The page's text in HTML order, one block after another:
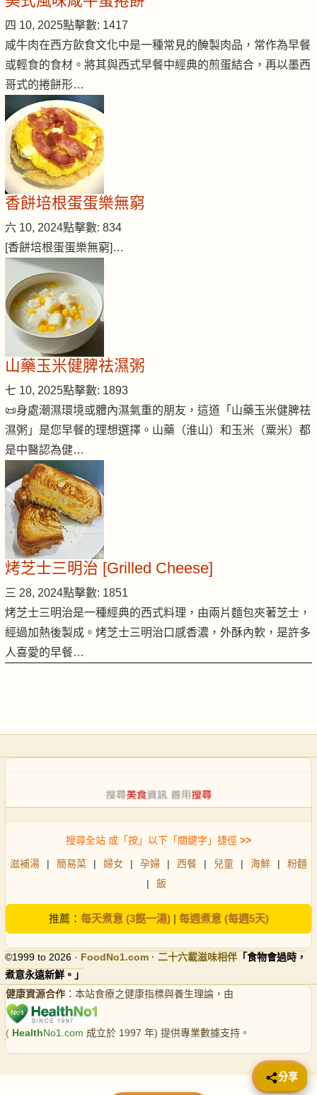
四 10, 2025點擊數: 1417
咸牛肉在西方飲食文化中是一種常見的醃製肉品，常作為早餐
或輕食的食材。將其與西式早餐中經典的煎蛋結合，再以墨西
哥式的捲餅形…
香餅培根蛋蛋樂無窮
六 10, 2024點擊數: 834
[香餅培根蛋蛋樂無窮]…
山藥玉米健脾祛濕粥
七 10, 2025點擊數: 1893
📜身處潮濕環境或體內濕氣重的朋友，這道「山藥玉米健脾祛
濕粥」是您早餐的理想選擇。山藥（淮山）和玉米（粟米）都
是中醫認為健…
烤芝士三明治 [Grilled Cheese]
三 28, 2024點擊數: 1851
烤芝士三明治是一種經典的西式料理，由兩片麵包夾著芝士，
經過加熱後製成。烤芝士三明治口感香濃，外酥內軟，是許多
人喜愛的早餐…
搜尋全站 或「按」以下「關鍵字」捷徑 >>
滋補湯 | 簡易菜 | 婦女 | 孕婦 | 西餐 | 兒童 | 海鮮 |
粉麵
|
飯
推薦： 每天煮意 (3餸一湯)| 每週煮意 (每週5天)
©1999 to 2026 · FoodNo1.com · 二十六載滋味相伴 「食物會過時，
煮意永遠新鮮。」
健康資源合作 ：本站食療之健康指標與養生理論，由
( HealthNo1.com 成立於 1997 年) 提供專業數據支持。
📤 分享
分享